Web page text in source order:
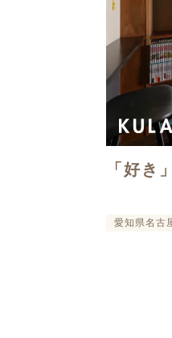
「好き
愛知県名古